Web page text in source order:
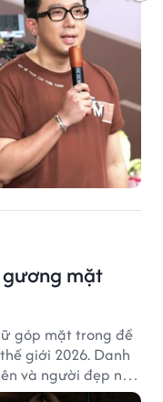
gương mặt
góp mặt trong đề
giới 2026. Danh
và người đẹp nổi